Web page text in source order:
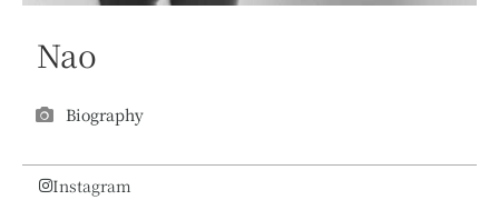
Nao
Biography
Instagram